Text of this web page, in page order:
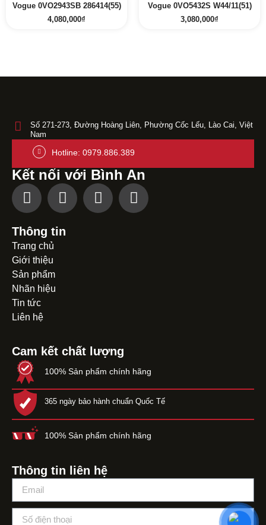
Vogue 0VO2943SB 286414(55)
4,080,000₫
Vogue 0VO5432S W44/11(51)
3,080,000₫
Số 271-273, Đường Hoàng Liên, Phường Cốc Lếu, Lào Cai, Việt
Nam
Hotline: 0979.886.389
Kết nối với Bình An
Thông tin
Trang chủ
Giới thiệu
Sản phẩm
Nhãn hiệu
Tin tức
Liên hệ
Cam kết chất lượng
100% Sản phẩm chính hãng
365 ngày bảo hành chuẩn Quốc Tế
100% Sản phẩm chính hãng
Thông tin liên hệ